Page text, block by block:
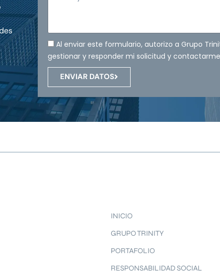
Al enviar este formulario, autorizo a Grupo
gestionar y responder mi solicitud y
ENVIAR DATOS
INICIO
GRUPO TRINITY
PORTAFOLIO
RESPONSABILIDAD SOCIAL